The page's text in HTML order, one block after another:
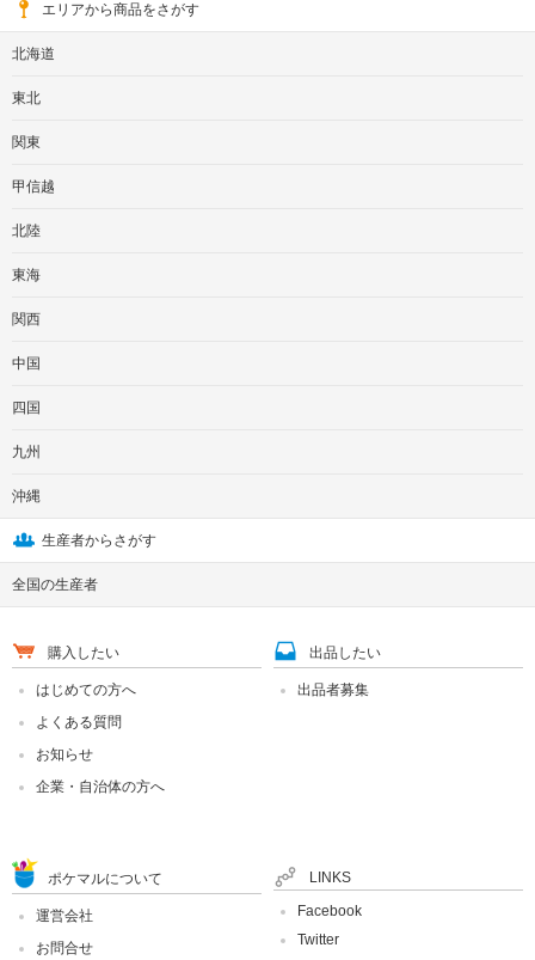
エリアから商品をさがす
北海道
東北
関東
甲信越
北陸
東海
関西
中国
四国
九州
沖縄
生産者からさがす
全国の生産者
購入したい
はじめての方へ
よくある質問
お知らせ
企業・自治体の方へ
出品したい
出品者募集
ポケマルについて
運営会社
お問合せ
LINKS
Facebook
Twitter